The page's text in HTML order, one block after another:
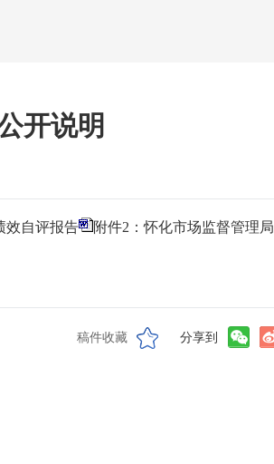
开说明
效自评报告
附件2：怀化市场监督管理局
稿件收藏 分享到